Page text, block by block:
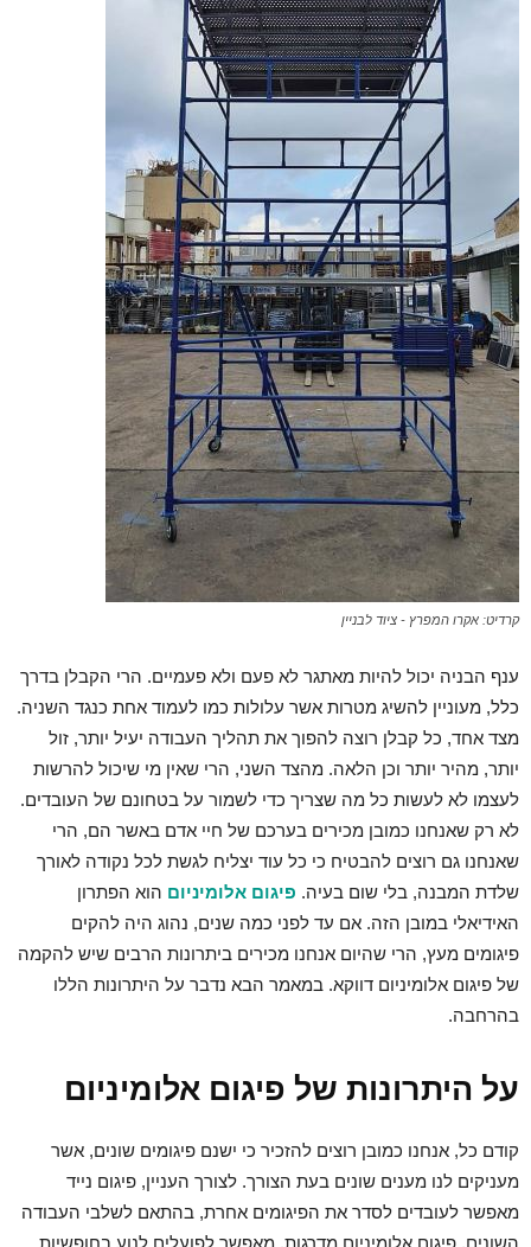
קרדיט: אקרו המפרץ - ציוד לבניין
ענף הבניה יכול להיות מאתגר לא פעם ולא פעמיים. הרי הקבלן בדרך
כלל, מעוניין להשיג מטרות אשר עלולות כמו לעמוד אחת כנגד השניה.
מצד אחד, כל קבלן רוצה להפוך את תהליך העבודה יעיל יותר, זול
יותר, מהיר יותר וכן הלאה. מהצד השני, הרי שאין מי שיכול להרשות
לעצמו לא לעשות כל מה שצריך כדי לשמור על בטחונם של העובדים.
לא רק שאנחנו כמובן מכירים בערכם של חיי אדם באשר הם, הרי
שאנחנו גם רוצים להבטיח כי כל עוד יצליח לגשת לכל נקודה לאורך
שלדת המבנה, בלי שום בעיה. פיגום אלומיניום הוא הפתרון
האידיאלי במובן הזה. אם עד לפני כמה שנים, נהוג היה להקים
פיגומים מעץ, הרי שהיום אנחנו מכירים ביתרונות הרבים שיש להקמה
של פיגום אלומיניום דווקא. במאמר הבא נדבר על היתרונות הללו
בהרחבה.
על היתרונות של פיגום אלומיניום
קודם כל, אנחנו כמובן רוצים להזכיר כי ישנם פיגומים שונים, אשר
מעניקים לנו מענים שונים בעת הצורך. לצורך העניין, פיגום נייד
מאפשר לעובדים לסדר את הפיגומים אחרת, בהתאם לשלבי העבודה
השונים. פיגום אלומיניום מדרגות, מאפשר לפועלים לנוע בחופשיות